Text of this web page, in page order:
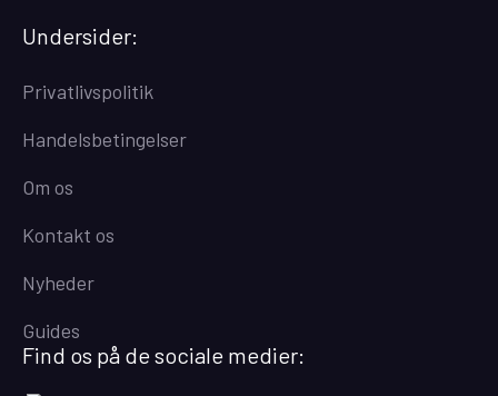
Undersider:
Privatlivspolitik
Handelsbetingelser
Om os
Kontakt os
Nyheder
Guides
Find os på de sociale medier: